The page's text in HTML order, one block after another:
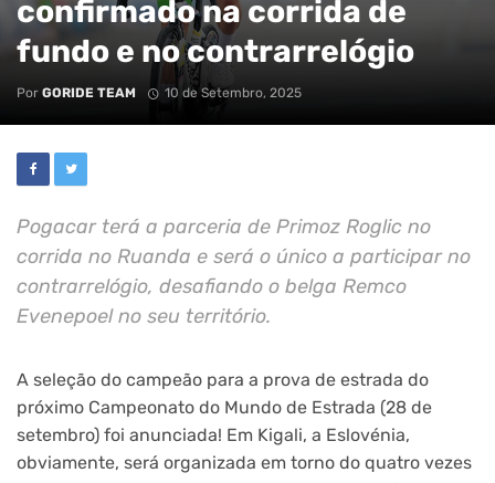
confirmado na corrida de
fundo e no contrarrelógio
Por GORIDE TEAM 10 de Setembro, 2025
Pogacar terá a parceria de Primoz Roglic no
corrida no Ruanda e será o único a participar no
contrarrelógio, desafiando o belga Remco
Evenepoel no seu território.
A seleção do campeão para a prova de estrada do
próximo Campeonato do Mundo de Estrada (28 de
setembro) foi anunciada! Em Kigali, a Eslovénia,
obviamente, será organizada em torno do quatro vezes